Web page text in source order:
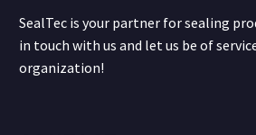
SealTec is your partner for sealing
in touch with us and let us be of
organization!